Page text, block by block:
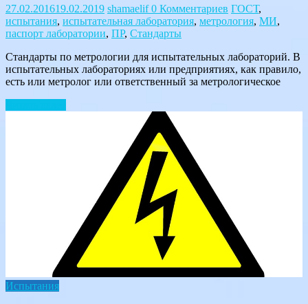
27.02.201619.02.2019 shamaelif0 Комментариев ГОСТ,
испытания, испытательная лаборатория, метрология, МИ,
паспорт лаборатории, ПР, Стандарты
Стандарты по метрологии для испытательных лабораторий. В
испытательных лабораториях или предприятиях, как правило,
есть или метролог или ответственный за метрологическое
Испытания